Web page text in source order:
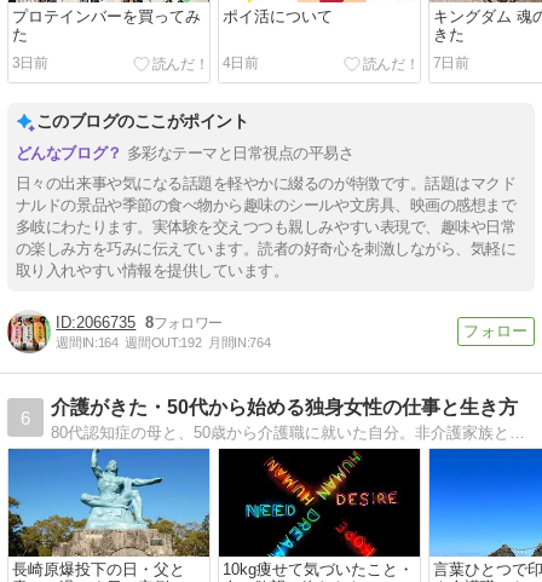
プロテインバーを買ってみ
た
3日前
ポイ活について
4日前
キングダム 魂
きた
7日前
このブログのここがポイント
多彩なテーマと日常視点の平易さ
日々の出来事や気になる話題を軽やかに綴るのが特徴です。話題はマクド
ナルドの景品や季節の食べ物から趣味のシールや文房具、映画の感想まで
多岐にわたります。実体験を交えつつも親しみやすい表現で、趣味や日常
の楽しみ方を巧みに伝えています。読者の好奇心を刺激しながら、気軽に
取り入れやすい情報を提供しています。
2066735 8
週間IN:164 週間OUT:192 月間IN:764
6
介護がきた・50代から始める独身女性の仕事と生き方
長崎原爆投下の日・父と
10kg痩せて気づいたこと・
言葉ひとつで